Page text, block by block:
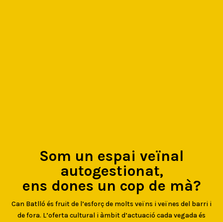
Som un espai veïnal
autogestionat,
ens dones un cop de mà?
Can Batlló és fruit de l’esforç de molts veïns i veïnes del barri i
de fora. L’oferta cultural i àmbit d’actuació cada vegada és